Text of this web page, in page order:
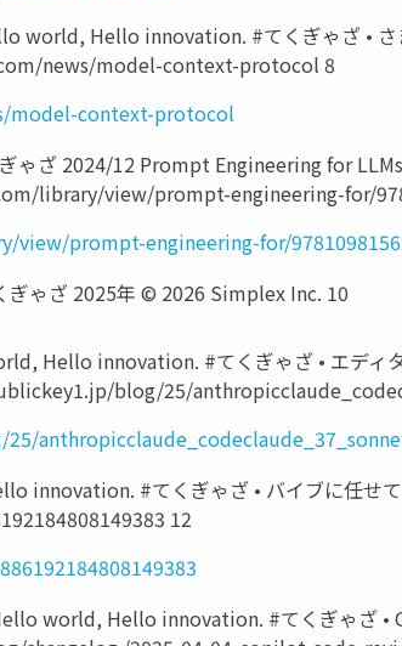
world, Hello innovation. #てくぎゃざ •
news/model-context-protocol 8
model-context-protocol
ざ 2024/12 Prompt Engineering for
library/view/prompt-engineering-for/
view/prompt-engineering-for/
ゃざ 2025年 ©️ 2026 Simplex Inc. 10
Hello innovation. #てくぎゃざ • エディ
blog/25/
innovation. #てくぎゃざ • バイブに任せ
12
world, Hello innovation. #てくぎゃざ